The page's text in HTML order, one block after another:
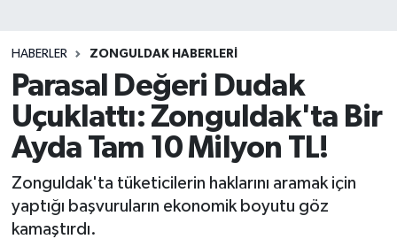
HABERLER ZONGULDAK HABERLERI
Parasal Değeri Dudak
Uçuklattı: Zonguldak'ta Bir
Ayda Tam 10 Milyon TL!
Zonguldak'ta tüketicilerin haklarını aramak için
yaptığı başvuruların ekonomik boyutu göz
kamaştırdı.
DÜZCE
EREĞLİ
KARABÜK